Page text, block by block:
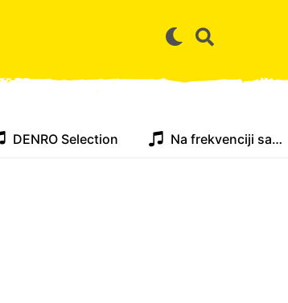
DENRO Selection Na frekvenciji sa…